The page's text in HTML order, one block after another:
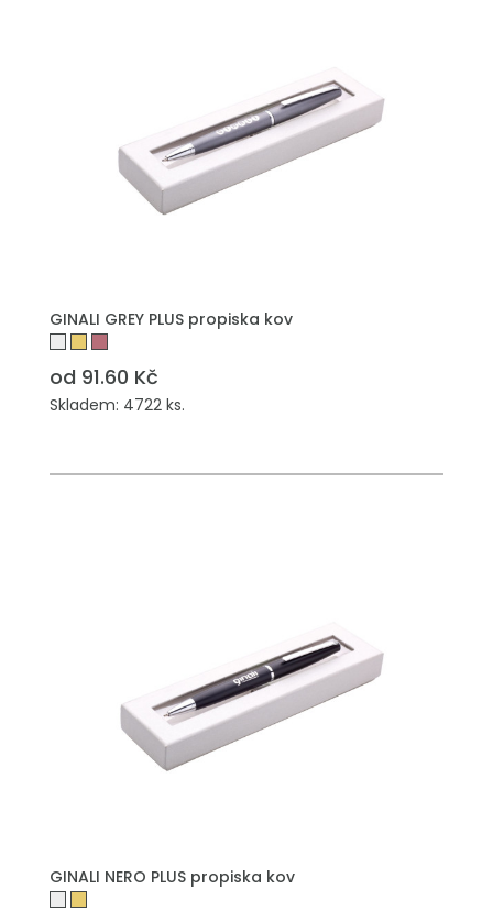
GINALI GREY PLUS propiska kov
od 91.60 Kč
Skladem: 4722 ks.
GINALI NERO PLUS propiska kov